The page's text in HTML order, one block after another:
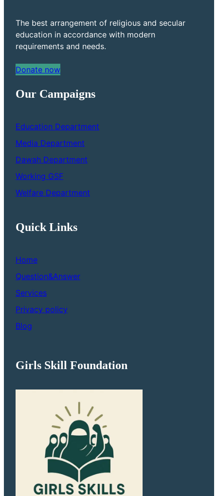
The best arrangement of religious and secular
education in accordance with modern
requirements and needs.
Donate now
Our Campaigns
Education Department
Media Department
Dawah Department
Working GSF
Welfare Department
Quick Links
Home
Question&Answer
Services
Privacy policy
Blog
Girls Skill Foundation